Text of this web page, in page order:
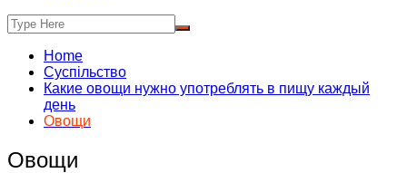
Home
Суспільство
Какие овощи нужно употреблять в пищу каждый
день
Овощи
Овощи